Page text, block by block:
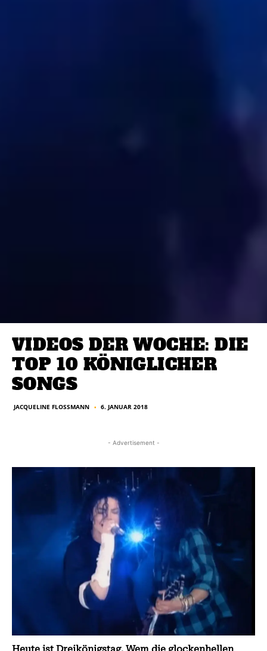
VIDEOS DER WOCHE: DIE
TOP 10 KÖNIGLICHER
SONGS
JACQUELINE FLOSSMANN ■ 6. JANUAR 2018
- Advertisement -
Heute ist Dreikönigstag. Wem die glockenhellen